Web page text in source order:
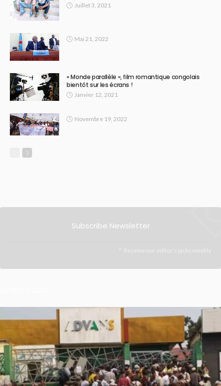
Juillet 3, 2021
Mai 21, 2022
« Monde parallèle », film romantique congolais
bientôt sur les écrans !
Janvier 12, 2021
Novembre 19, 2022
Subscribe Newsletter
Receive our editor's picks weekly